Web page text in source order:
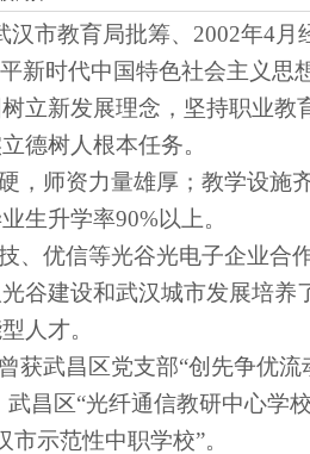
汉市教育局批筹、2002年4
新时代中国特色社会主义
立新发展理念，坚持职业
德树人根本任务。
，师资力量雄厚；教学设施
生升学率90%以上。
、优信等光谷光电子企业合
谷建设和武汉城市发展培
人才。
获武昌区党支部“创先争优
武昌区“光纤通信教研中心学
市示范性中职学校”。